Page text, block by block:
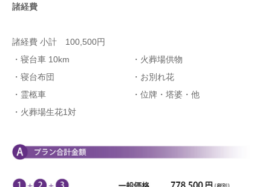
諸経費
諸経費 小計 100,500円
・寝台車 10km
・火葬場供物
・寝台布団
・お別れ花
・霊柩車
・位牌・塔婆・他
・火葬場生花1対